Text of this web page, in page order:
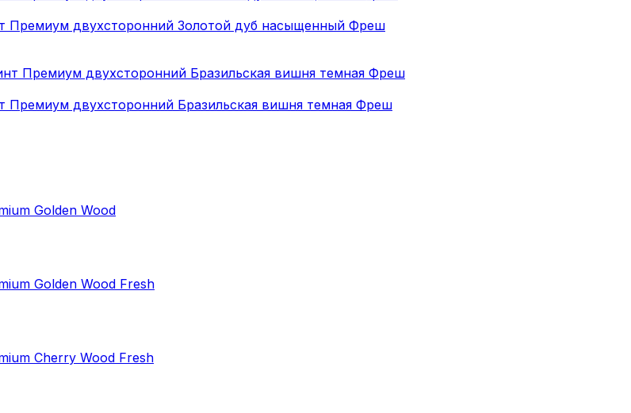
Премиум двухсторонний Золотой дуб насыщенный Фреш
двухсторонний Бразильская вишня темная Фреш
Golden Wood
Golden Wood Fresh
Cherry Wood Fresh